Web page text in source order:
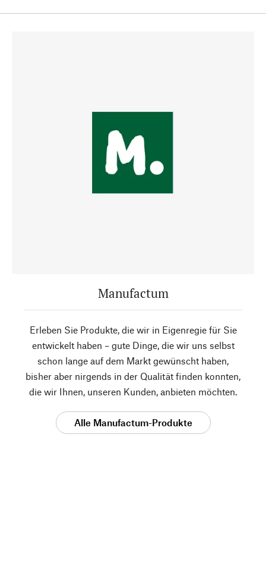
Manufactum
Erleben Sie Produkte, die wir in Eigenregie für Sie
entwickelt haben – gute Dinge, die wir uns selbst
schon lange auf dem Markt gewünscht haben,
bisher aber nirgends in der Qualität finden konnten,
die wir Ihnen, unseren Kunden, anbieten möchten.
Alle Manufactum-Produkte